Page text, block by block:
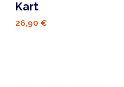
Kart
26,90 €